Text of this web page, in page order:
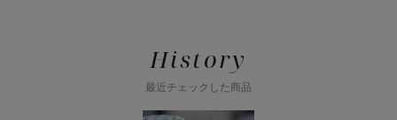
History
最近チェックした商品